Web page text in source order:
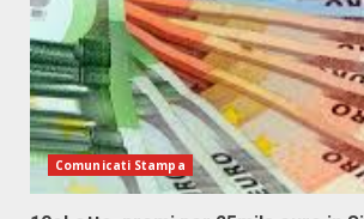
Comunicati Stampa